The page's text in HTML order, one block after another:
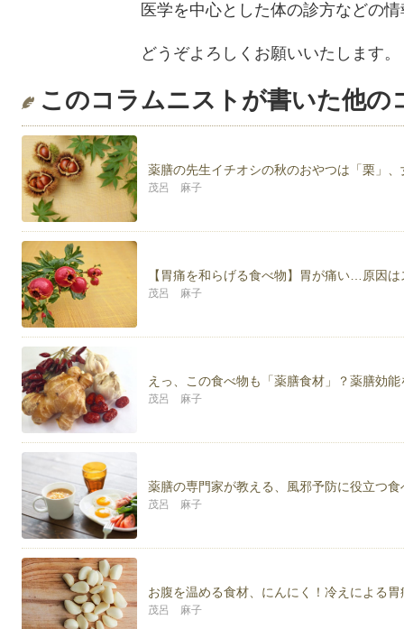
医学を中心とした体の診方などの
どうぞよろしくお願いいたします。
このコラムニストが書いた他の
薬膳の先生イチオシの秋のおやつは「栗」
茂呂 麻子
【胃痛を和らげる食べ物】胃が痛い…原因
茂呂 麻子
えっ、この食べ物も「薬膳食材」？薬膳効
茂呂 麻子
薬膳の専門家が教える、風邪予防に役立つ
茂呂 麻子
お腹を温める食材、にんにく！冷えによる
茂呂 麻子